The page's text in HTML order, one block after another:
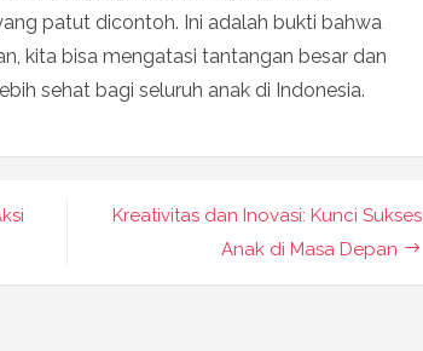
patut dicontoh. Ini adalah bukti bahwa
kita bisa mengatasi tantangan besar dan
sehat bagi seluruh anak di Indonesia.
Kreativitas dan Inovasi: Kunci Sukses
Anak di Masa Depan